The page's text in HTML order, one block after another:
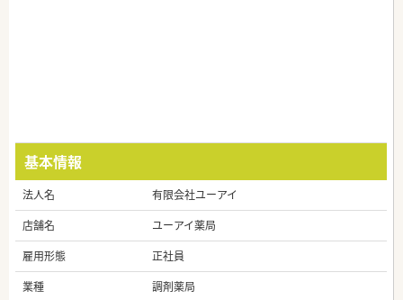
基本情報
法人名
有限会社ユーアイ
店舗名
ユーアイ薬局
雇用形態
正社員
業種
調剤薬局